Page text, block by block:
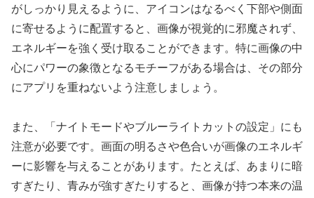
がしっかり見えるように、アイコンはなるべく下部や側面
に寄せるように配置すると、画像が視覚的に邪魔されず、
エネルギーを強く受け取ることができます。特に画像の中
心にパワーの象徴となるモチーフがある場合は、その部分
にアプリを重ねないよう注意しましょう。
また、「ナイトモードやブルーライトカットの設定」にも
注意が必要です。画面の明るさや色合いが画像のエネルギ
ーに影響を与えることがあります。たとえば、あまりに暗
すぎたり、青みが強すぎたりすると、画像が持つ本来の温